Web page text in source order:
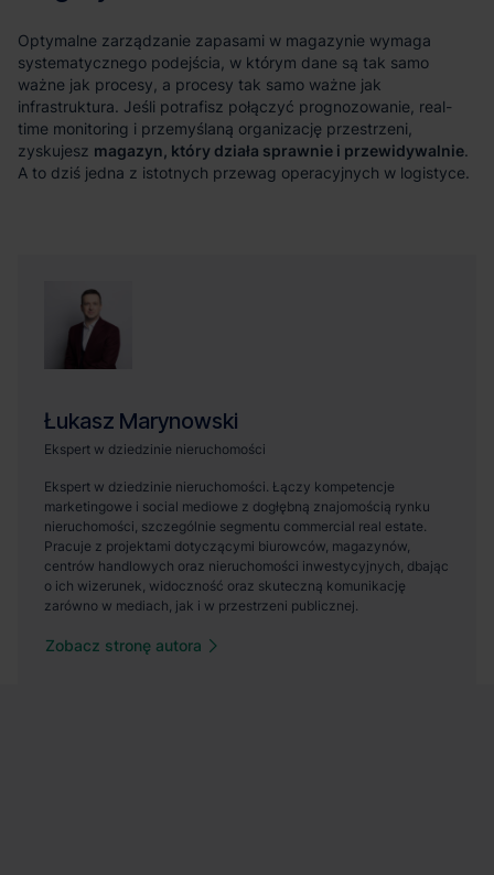
magazyn, który działa sprawnie i przewidywalnie
Zobacz stronę autora